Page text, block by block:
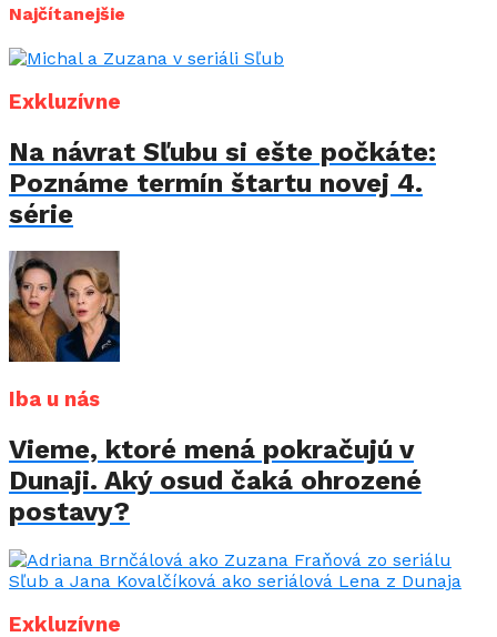
Najčítanejšie
Exkluzívne
Na návrat Sľubu si ešte počkáte:
Poznáme termín štartu novej 4.
série
Iba u nás
Vieme, ktoré mená pokračujú v
Dunaji. Aký osud čaká ohrozené
postavy?
Exkluzívne